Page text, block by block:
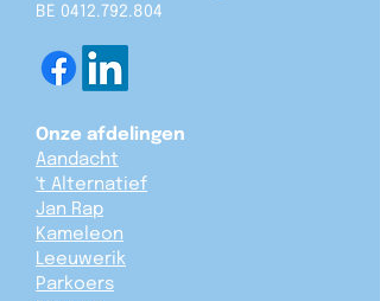
BE 0412.792.804
Onze afdelingen
Aandacht
't Alternatief
Jan Rap
Kameleon
Leeuwerik
Parkoers